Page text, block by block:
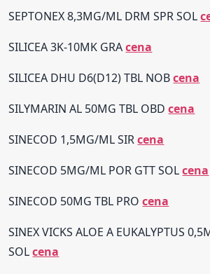
SEPTONEX 8,3MG/ML DRM SPR SOL
SILICEA 3K-10MK GRAcena
SILICEA DHU D6(D12) TBL NOBcena
SILYMARIN AL 50MG TBL OBDcena
SINECOD 1,5MG/ML SIRcena
SINECOD 5MG/ML POR GTT SOLcena
SINECOD 50MG TBL PROcena
SINEX VICKS ALOE A EUKALYPTUS
SOLcena